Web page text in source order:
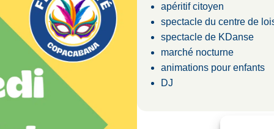
apéritif citoyen
spectacle du centre de
spectacle de KDanse
marché nocturne
animations pour enfants
DJ